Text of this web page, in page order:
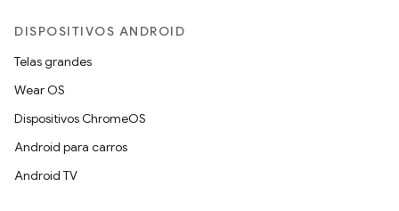
DISPOSITIVOS ANDROID
Telas grandes
Wear OS
Dispositivos ChromeOS
Android para carros
Android TV